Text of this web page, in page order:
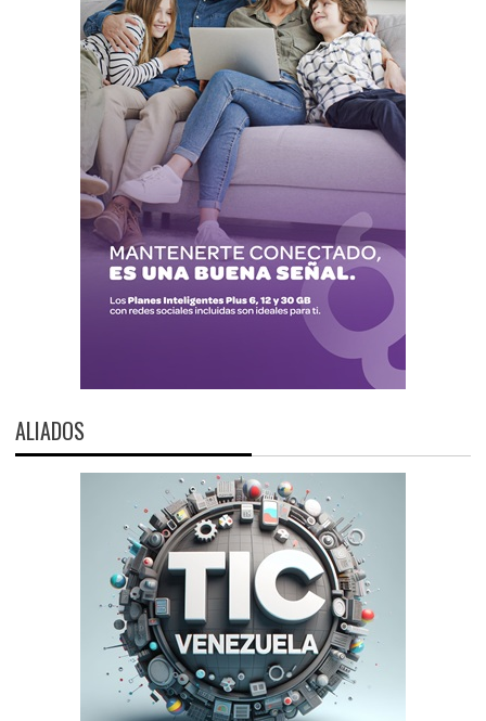
ALIADOS